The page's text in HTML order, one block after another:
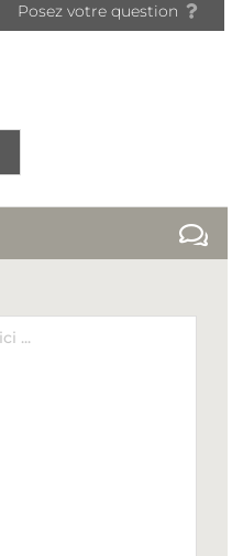
Posez votre question